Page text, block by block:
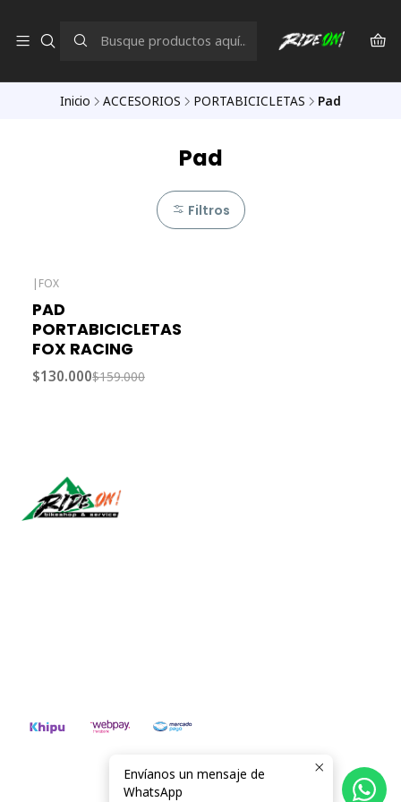
Inicio ACCESORIOS PORTABICICLETAS Pad
Pad
Filtros
| FOX
PAD
PORTABICICLETAS
FOX RACING
$130.000$159.000
Todos los derechos reservados.
Desarrollado por Jumpseller.
Envíanos un mensaje de
WhatsApp